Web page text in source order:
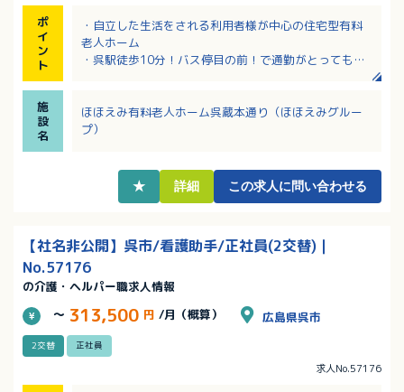
ポ
イ
ン
ト
・自立した生活をされる利用者様が中心の住宅型有料
老人ホーム
・呉駅徒歩10分！バス停目の前！で通勤がとっても便
・呉、広島でいくつも施設を運営されている安定企業
です！
施
設
名
ほほえみ有料老人ホーム呉蔵本通り（ほほえみグルー
プ）
★ 詳細 この求人に問い合わせる
【社名非公開】呉市/看護助手/正社員(2交替)｜
No.57176
の介護・ヘルパー職求人情報
～ 313,500 円 /月（概算） 広島県呉市
2交替 正社員
求人No.57176